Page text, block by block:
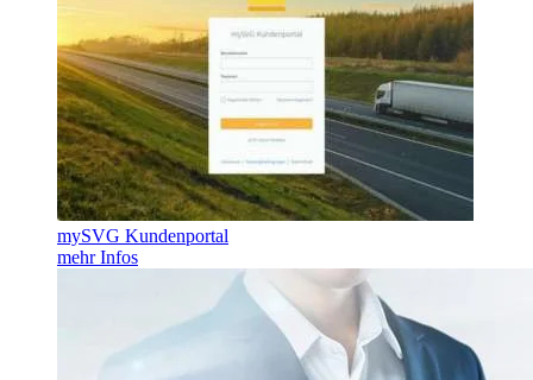
mySVG Kundenportal
mehr Infos